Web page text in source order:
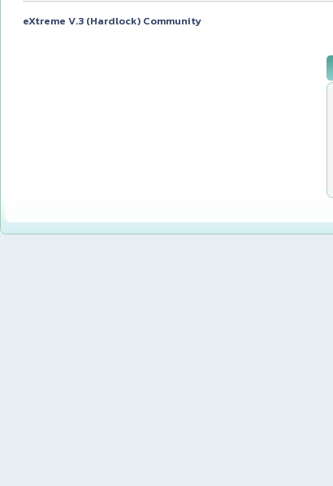
eXtreme V.3 (Hardlock) Community